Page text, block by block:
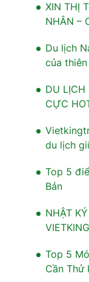
XIN THỊ
NHÂN –
Du lịch
của
DU
CỰC
du lịch
Top 5
Bản
NHẬT
Top 5
Cần Thử